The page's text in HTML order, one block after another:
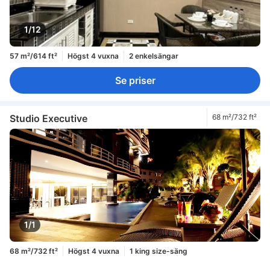
1/12
57 m²/614 ft² Högst 4 vuxna 2 enkelsängar
Se priser
Studio Executive 68 m²/732 ft²
1/1
68 m²/732 ft² Högst 4 vuxna
1 king size-säng